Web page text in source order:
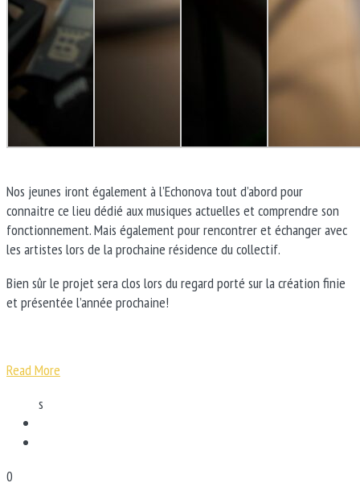
Nos jeunes iront également à l’Echonova tout d’abord pour
connaitre ce lieu dédié aux musiques actuelles et comprendre son
fonctionnement. Mais également pour rencontrer et échanger avec
les artistes lors de la prochaine résidence du collectif.
Bien sûr le projet sera clos lors du regard porté sur la création finie
et présentée l’année prochaine!
Read More
s
0